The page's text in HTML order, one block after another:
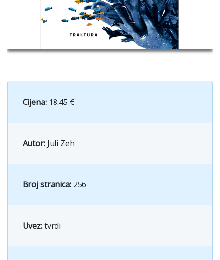
Cijena: 18.45 €
Autor: Juli Zeh
Broj stranica: 256
Uvez:tvrdi